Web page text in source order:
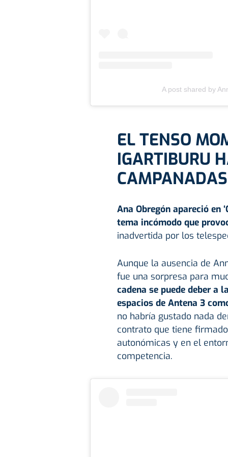
A post shared by
EL TENSO
IGARTIBURU
CAMPANADAS
Ana Obregón apareció en
tema incómodo que
inadvertida por los
Aunque la ausencia de
fue una sorpresa para
cadena se puede deber a
espacios de Antena 3
no habría gustado nada
contrato que tiene
autonómicas y en el
competencia.